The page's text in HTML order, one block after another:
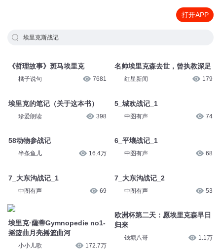
打开APP
埃里克斯战记
《哲理故事》斑马埃里克
橘子说句 7681
埃里克的笔记（关于这本书）
珍爱朗读 398
58动物参战记
半条鱼儿 16.4万
7_大东沟战记_1
中图有声 69
埃里克·薩蒂Gymnopedie no1-
摇篮曲月亮摇篮曲河
小小儿歌 172.7万
名帅埃里克森去世，曾执教深足
红星新闻 179
5_城欢战记_1
中图有声 74
6_平壤战记_1
中图有声 68
7_大东沟战记_2
中图有声 53
欧洲杯第二天：愿埃里克森早日
归来
钱塘八哥 1.1万